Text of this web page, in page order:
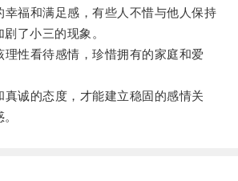
福和满足感，有些人不惜与他人保持
了小三的现象。
性看待感情，珍惜拥有的家庭和爱
诚的态度，才能建立稳固的感情关